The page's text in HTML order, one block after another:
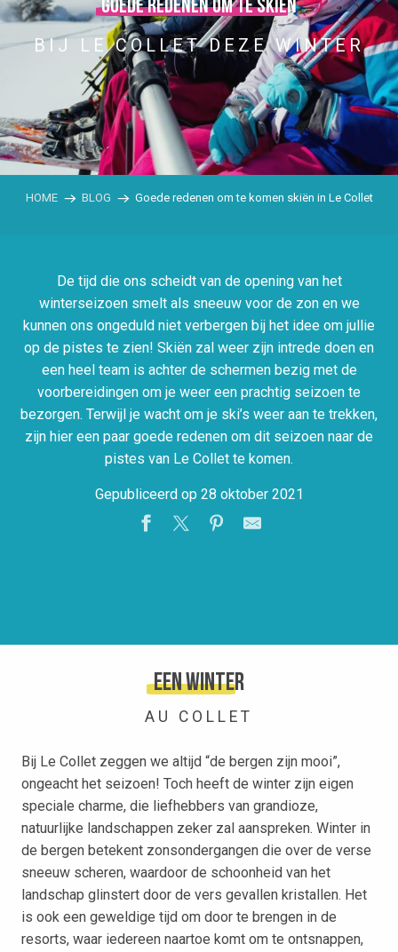
Goede redenen om te skiën
BIJ LE COLLET DEZE WINTER
HOME BLOG Goede redenen om te komen skiën in Le Collet
De tijd die ons scheidt van de opening van het
winterseizoen smelt als sneeuw voor de zon en we
kunnen ons ongeduld niet verbergen bij het idee om jullie
op de pistes te zien! Skiën zal weer zijn intrede doen en
een heel team is achter de schermen bezig met de
voorbereidingen om je weer een prachtig seizoen te
bezorgen. Terwijl je wacht om je ski’s weer aan te trekken,
zijn hier een paar goede redenen om dit seizoen naar de
pistes van Le Collet te komen.
Gepubliceerd op 28 oktober 2021
Een winter
AU COLLET
Bij Le Collet zeggen we altijd “de bergen zijn mooi”,
ongeacht het seizoen! Toch heeft de winter zijn eigen
speciale charme, die liefhebbers van grandioze,
natuurlijke landschappen zeker zal aanspreken. Winter in
de bergen betekent zonsondergangen die over de verse
sneeuw scheren, waardoor de schoonheid van het
landschap glinstert door de vers gevallen kristallen. Het
is ook een geweldige tijd om door te brengen in de
resorts, waar iedereen naartoe komt om te ontsnappen,